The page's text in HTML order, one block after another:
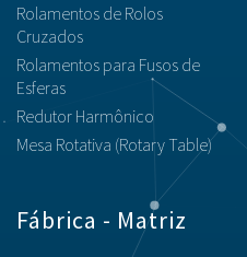
Rolamentos de Rolos
Cruzados
Rolamentos para Fusos de
Esferas
Redutor Harmônico
Mesa Rotativa (Rotary Table)
Fábrica - Matriz